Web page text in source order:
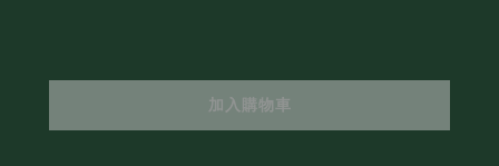
加入購物車